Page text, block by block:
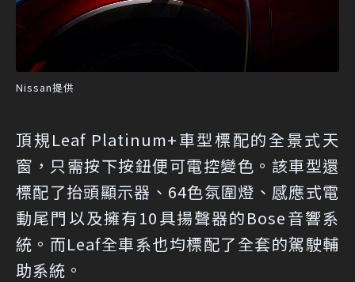
Nissan提供
頂規Leaf Platinum+車型標配的全景式天
窗，只需按下按鈕便可電控變色。該車型還
標配了抬頭顯示器、64色氛圍燈、感應式電
動尾門以及擁有10具揚聲器的Bose音響系
統。而Leaf全車系也均標配了全套的駕駛輔
助系統。